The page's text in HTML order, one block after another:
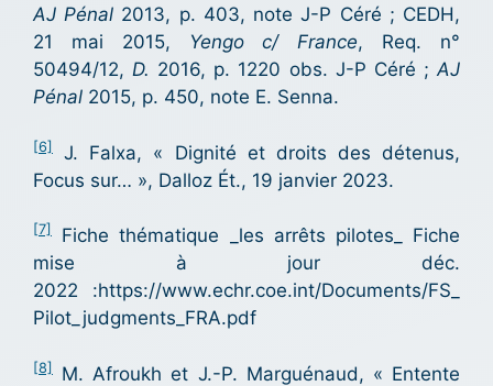
AJ Pénal 2013, p. 403, note J-P Céré ; CEDH,
21 mai 2015,
Yengo c/ France, Req. n°
50494/12,D. 2016, p. 1220 obs. J-P Céré ;AJ
Pénal 2015, p. 450, note E. Senna.
[6]
J. Falxa, « Dignité et droits des détenus,
Focus sur… », Dalloz Ét., 19 janvier 2023.
[7]
Fiche thématique _les arrêts pilotes_ Fiche
mise à jour déc.
2022 :https://www.echr.coe.int/Documents/FS_
Pilot_judgments_FRA.pdf
[8]
M. Afroukh et J.-P. Marguénaud, « Entente